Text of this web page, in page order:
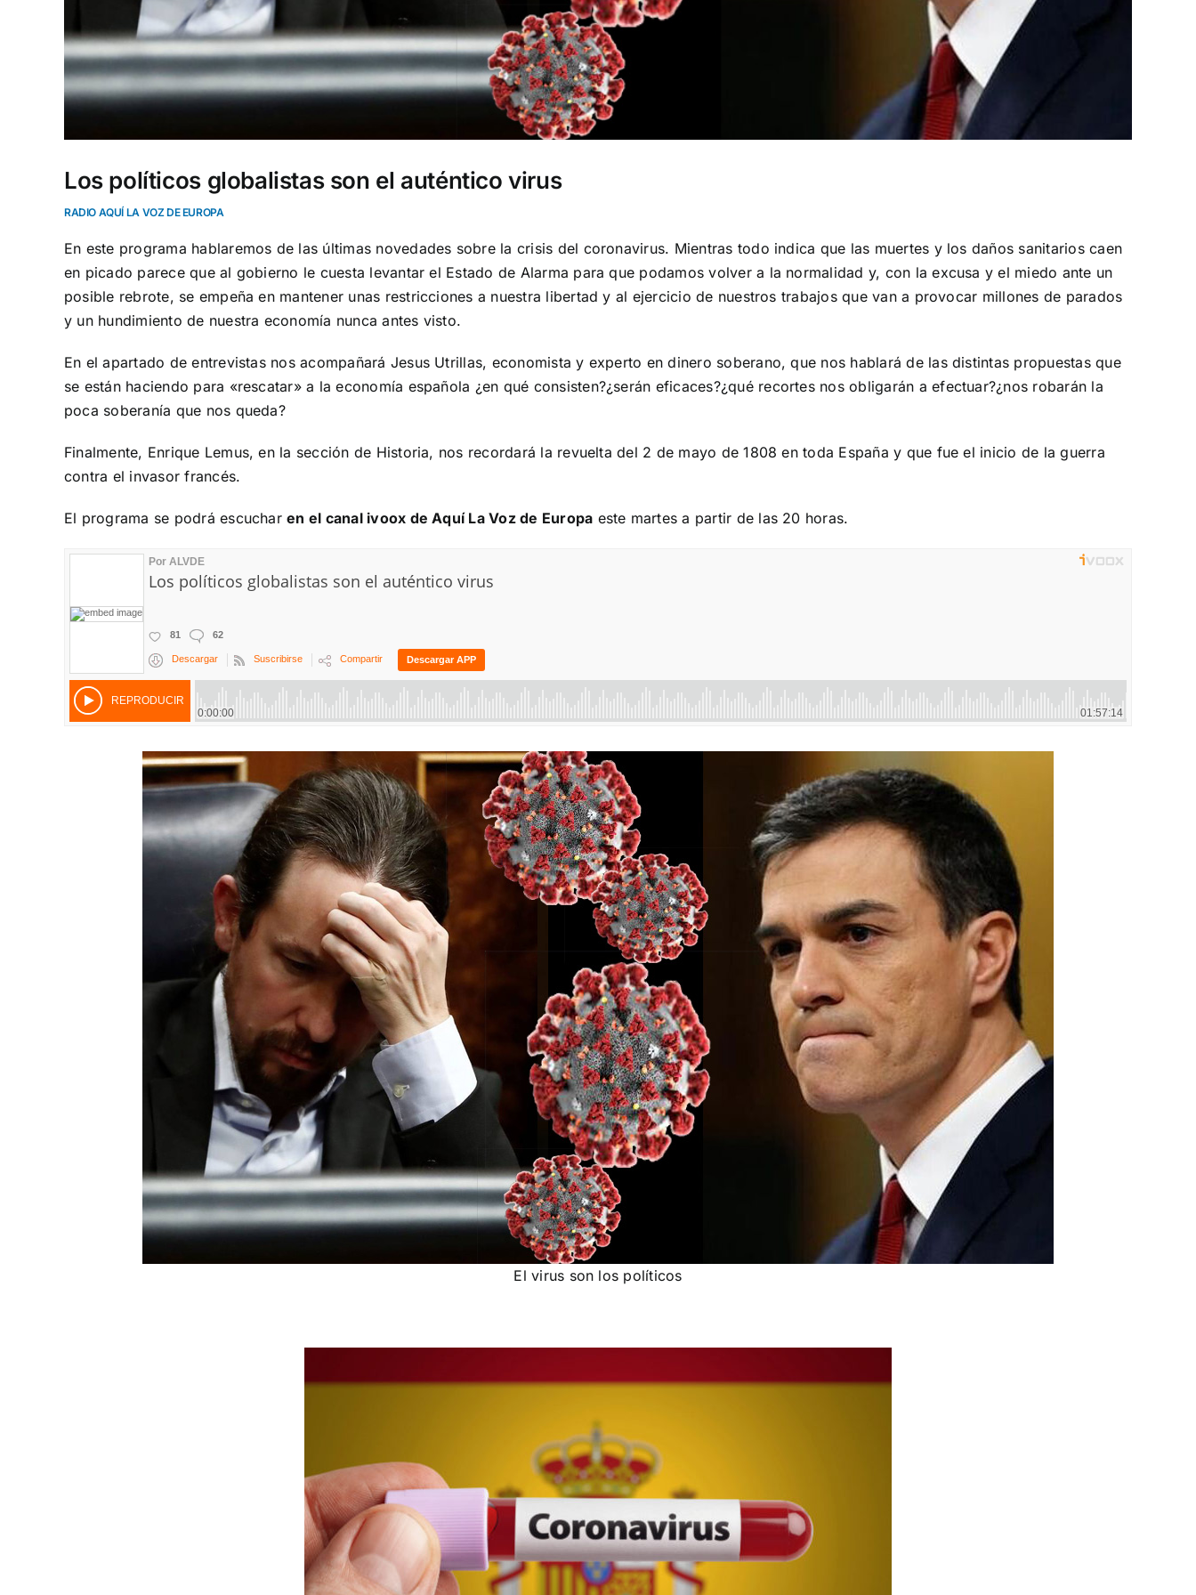
Los políticos globalistas son el auténtico virus
RADIO AQUÍ LA VOZ DE EUROPA
En este programa hablaremos de las últimas novedades sobre la crisis del coronavirus. Mientras todo indica que las muertes y los daños sanitarios caen
en picado parece que al gobierno le cuesta levantar el Estado de Alarma para que podamos volver a la normalidad y, con la excusa y el miedo ante un
posible rebrote, se empeña en mantener unas restricciones a nuestra libertad y al ejercicio de nuestros trabajos que van a provocar millones de parados
y un hundimiento de nuestra economía nunca antes visto.
En el apartado de entrevistas nos acompañará Jesus Utrillas, economista y experto en dinero soberano, que nos hablará de las distintas propuestas que
se están haciendo para «rescatar» a la economía española ¿en qué consisten?¿serán eficaces?¿qué recortes nos obligarán a efectuar?¿nos robarán la
poca soberanía que nos queda?
Finalmente, Enrique Lemus, en la sección de Historia, nos recordará la revuelta del 2 de mayo de 1808 en toda España y que fue el inicio de la guerra
contra el invasor francés.
El programa se podrá escucharen el canal ivoox de Aquí La Voz de Europa este martes a partir de las 20 horas.
El virus son los políticos